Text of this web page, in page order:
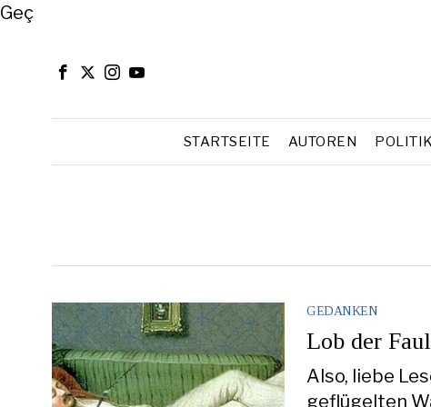
Close
Geç
STARTSEITE AUTOREN POLITIK
GEDANKEN
Lob der
Also, liebe
geflügelten